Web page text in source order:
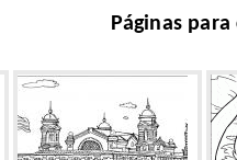
Páginas